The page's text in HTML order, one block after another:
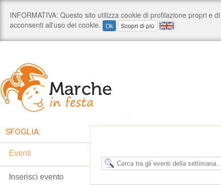
SFOGLIA:
Eventi
Inserisci evento